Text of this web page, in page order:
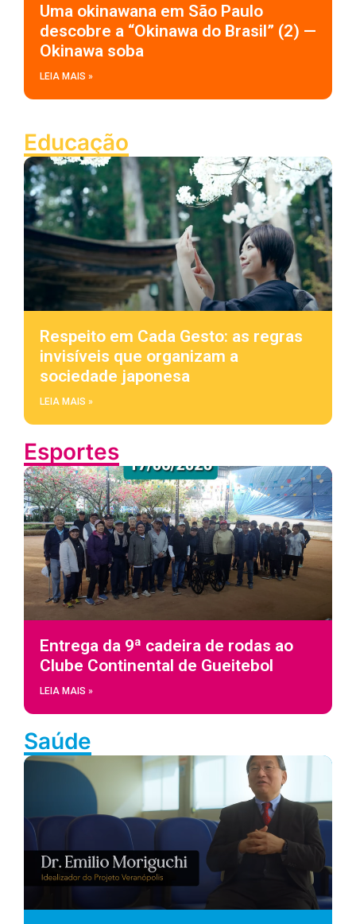
Uma okinawana em São Paulo
descobre a “Okinawa do Brasil” (2) —
Okinawa soba
LEIA MAIS »
Educação
Respeito em Cada Gesto: as regras
invisíveis que organizam a
sociedade japonesa
LEIA MAIS »
Esportes
Entrega da 9ª cadeira de rodas ao
Clube Continental de Gueitebol
LEIA MAIS »
Saúde